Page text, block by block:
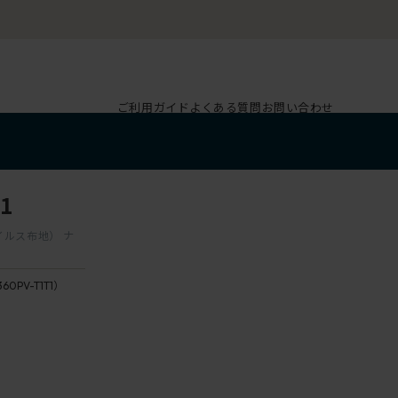
ご利用ガイド よくある質問お問い合わせ
ス布地） ナ
T1T1）